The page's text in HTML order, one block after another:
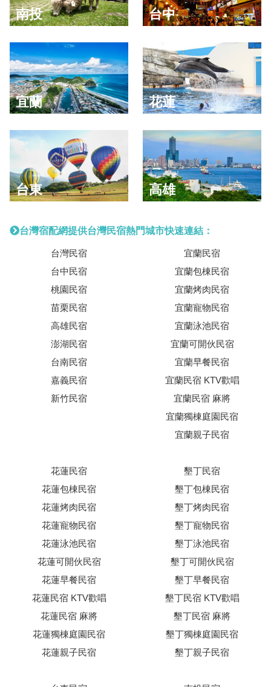
南投 台中
宜蘭 花蓮
台東 高雄
台灣宿配網提供台灣民宿熱門城市快速連結：
台灣民宿
台中民宿
桃園民宿
苗栗民宿
高雄民宿
澎湖民宿
台南民宿
嘉義民宿
新竹民宿
宜蘭民宿
宜蘭包棟民宿
宜蘭烤肉民宿
宜蘭寵物民宿
宜蘭泳池民宿
宜蘭可開伙民宿
宜蘭早餐民宿
宜蘭民宿 KTV歡唱
宜蘭民宿 麻將
宜蘭獨棟庭園民宿
宜蘭親子民宿
花蓮民宿
花蓮包棟民宿
花蓮烤肉民宿
花蓮寵物民宿
花蓮泳池民宿
花蓮可開伙民宿
花蓮早餐民宿
花蓮民宿 KTV歡唱
花蓮民宿 麻將
花蓮獨棟庭園民宿
花蓮親子民宿
墾丁民宿
墾丁包棟民宿
墾丁烤肉民宿
墾丁寵物民宿
墾丁泳池民宿
墾丁可開伙民宿
墾丁早餐民宿
墾丁民宿 KTV歡唱
墾丁民宿 麻將
墾丁獨棟庭園民宿
墾丁親子民宿